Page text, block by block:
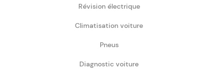
Révision électrique
Climatisation voiture
Pneus
Diagnostic voiture